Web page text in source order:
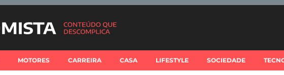
MOTORES CARREIRA CASA LIFESTYLE SOCIEDADE